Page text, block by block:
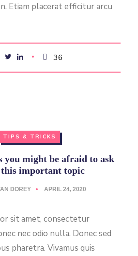
Etiam placerat efficitur arcu
36
TIPS & TRICKS
you might be afraid to ask
important topic
DOREY APRIL 24, 2020
sit amet, consectetur
nec odio nulla. Donec sed
pharetra. Vivamus quis